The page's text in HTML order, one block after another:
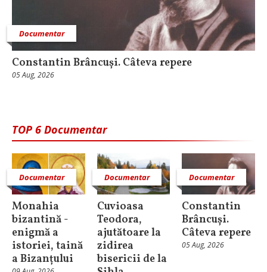
Documentar
Constantin Brâncuși. Câteva repere
05 Aug, 2026
TOP 6 Documentar
Documentar
Monahia
bizantină -
enigmă a
istoriei, taină
a Bizanțului
Documentar
Cuvioasa
Teodora,
ajutătoare la
zidirea
bisericii de la
Documentar
Constantin
Brâncuși.
Câteva repere
05 Aug, 2026